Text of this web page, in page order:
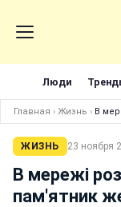
Люди
Главная › Жизнь › В
ЖИЗНЬ 23 ноября
В мережі
пам'ятник